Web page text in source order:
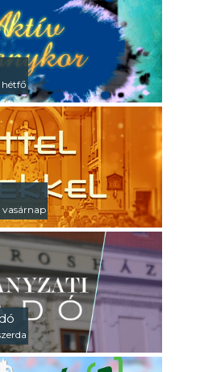
hétfő
vasárnap